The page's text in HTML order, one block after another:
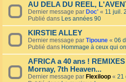
AU DELA DU REEL,
Dernier message par Doc' « 11 juil.
Publié dans Les années 90
KIRSTIE ALLEY
Dernier message par Tipoune « 06
Publié dans Hommage à ceux qui
AFRICA a 40 ans !
Mornay, 7th Heaven...
Dernier message par Flexiloop « 21